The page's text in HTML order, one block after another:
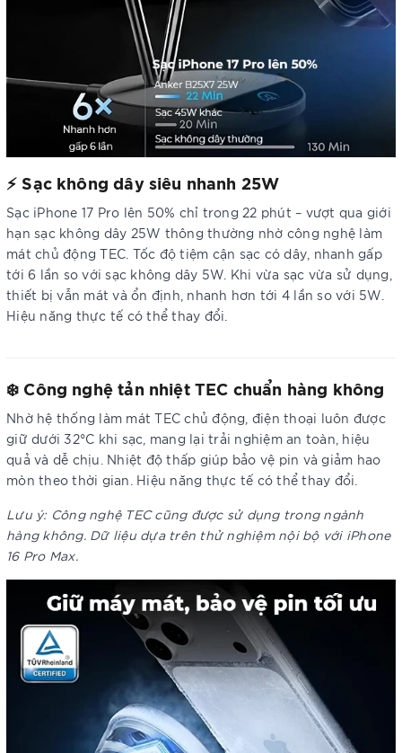
⚡ Sạc không dây siêu nhanh 25W
Sạc iPhone 17 Pro lên 50% chỉ trong 22 phút – vượt qua giới
hạn sạc không dây 25W thông thường nhờ công nghệ làm
mát chủ động TEC. Tốc độ tiệm cận sạc có dây, nhanh gấp
tới 6 lần so với sạc không dây 5W. Khi vừa sạc vừa sử dụng,
thiết bị vẫn mát và ổn định, nhanh hơn tới 4 lần so với 5W.
Hiệu năng thực tế có thể thay đổi.
❄️ Công nghệ tản nhiệt TEC chuẩn hàng không
Nhờ hệ thống làm mát TEC chủ động, điện thoại luôn được
giữ dưới 32°C khi sạc, mang lại trải nghiệm an toàn, hiệu
quả và dễ chịu. Nhiệt độ thấp giúp bảo vệ pin và giảm hao
mòn theo thời gian. Hiệu năng thực tế có thể thay đổi.
Lưu ý: Công nghệ TEC cũng được sử dụng trong ngành
hàng không. Dữ liệu dựa trên thử nghiệm nội bộ với iPhone
16 Pro Max.